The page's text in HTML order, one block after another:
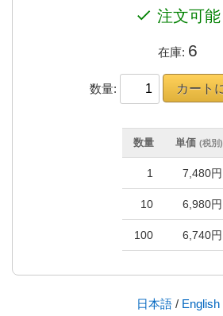
check 注文可能
在庫: 6
数量:
数量 単価 (税別)
1 7,480円
10 6,980円
100 6,740円
日本語/ English